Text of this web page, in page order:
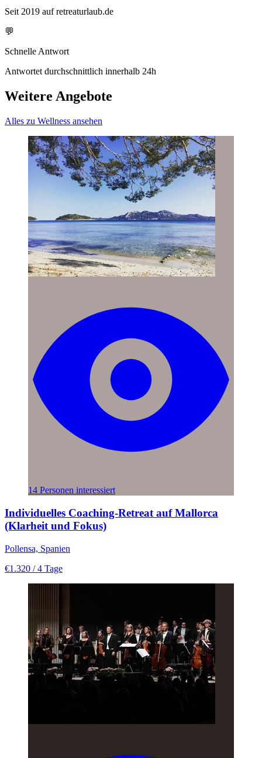
Seit 2019 auf retreaturlaub.de
💬
Schnelle Antwort
Antwortet durchschnittlich innerhalb 24h
Weitere Angebote
Alles zu Wellness ansehen
14 Personen interessiert
Individuelles Coaching-Retreat auf Mallorca
(Klarheit und Fokus)
Pollensa, Spanien
€1.320 / 4 Tage